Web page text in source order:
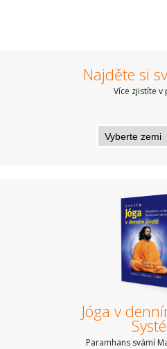
Najděte si
Více zjistíte v
Jóga v
Paramhans svámí